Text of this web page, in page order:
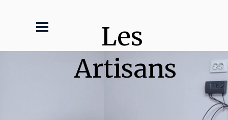
Les
Artisans